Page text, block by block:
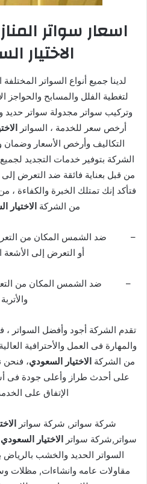
اسعار سواتر
الاختيار
لدينا جميع أنواع السواتر
لتغطية الفلل والمسابح والحواجز
وتركيب سواتر مجدولة سواتر حديد
أرخص سعر للخدمة ، السواتر
التكاليف وأرخص الأسعار
الشركة بتوفير خدمات التجديد لجميع
من قبل بعناية فائقة ضد التعرض
فتأكد إنك تمتلك الخبرة والكفاءة ،
من الشركةالاختيار
– ضد الشمس المكان من
أو التعرض إلى
– ضد الشمس المكان من
تقدم الشركة أجود وأفضل السواتر ،
والمهارة فى العمل والأحترافية
من الشركةالاختيار السعودي، فنحن
على أحدث طراز وأعلى جودة فى
الإتفاق على
شركة سواتر, شركة سواتر
سواتر,شركة سواترالاختيار السعودي
السواتر الحديد والخشب
مقاولات عامه وانشاءات, مظلات